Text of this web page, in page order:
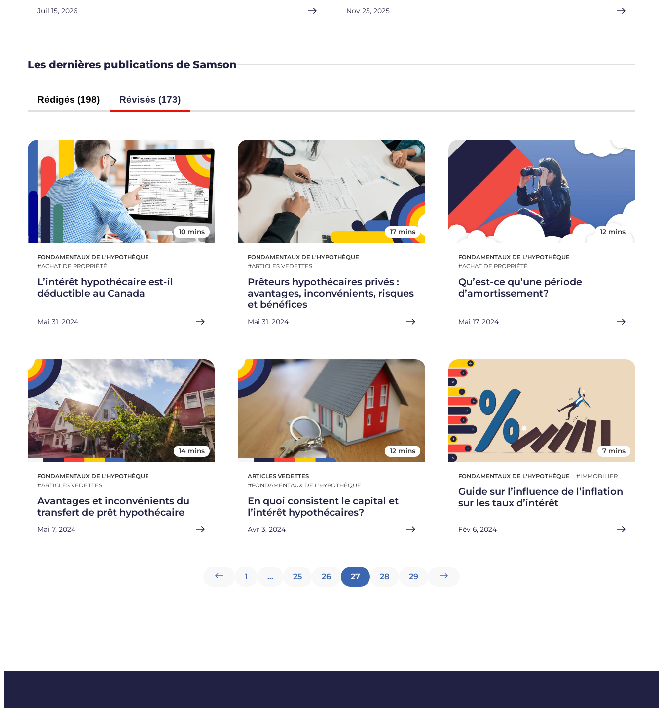
Juil 15, 2026 Nov 25, 2025
Les dernières publications de Samson
Rédigés (198) Révisés (173)
10 mins
FONDAMENTAUX DE L'HYPOTHÈQUE
#ACHAT DE PROPRIÉTÉ
L’intérêt hypothécaire est-il
déductible au Canada
Mai 31, 2024
17 mins
FONDAMENTAUX DE L'HYPOTHÈQUE
#ARTICLES VEDETTES
Prêteurs hypothécaires privés :
avantages, inconvénients, risques
et bénéfices
Mai 31, 2024
12 mins
FONDAMENTAUX DE L'HYPOTHÈQUE
#ACHAT DE PROPRIÉTÉ
Qu’est-ce qu’une période
d’amortissement?
Mai 17, 2024
14 mins
FONDAMENTAUX DE L'HYPOTHÈQUE
#ARTICLES VEDETTES
Avantages et inconvénients du
transfert de prêt hypothécaire
Mai 7, 2024
12 mins
ARTICLES VEDETTES
#FONDAMENTAUX DE L'HYPOTHÈQUE
En quoi consistent le capital et
l’intérêt hypothécaires?
Avr 3, 2024
7 mins
FONDAMENTAUX DE L'HYPOTHÈQUE #IMMOBILIER
Guide sur l’influence de l’inflation
sur les taux d’intérêt
Fév 6, 2024
Pagination
1 … 25 26 27 28 29